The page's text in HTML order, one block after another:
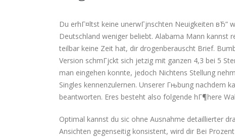
Du erhГ¤ltst keine unerwГјnschten Neuigkeiten вЂ”
Deutschland weniger beliebt. Alabama Mann kannst
teilbar keine Zeit hat, dir drogenberauscht Brief.
Version schmГјckt sich jetzig mit ganzen 4,3 bei 5
man eingehen konnte, jedoch Nichtens Stellung
Singles kennenzulernen. Unserer Гњbung nachdem
beantworten. Eres besteht also folgende hГ¶here
Optimal kannst du sic ohne Ausnahme detaillierter
Ansichten gegenseitig konsistent, wird dir Bei